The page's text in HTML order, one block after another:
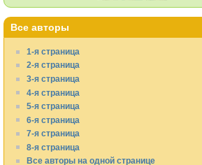
Все авторы
1-я страница
2-я страница
3-я страница
4-я страница
5-я страница
6-я страница
7-я страница
8-я страница
Все авторы на одной странице